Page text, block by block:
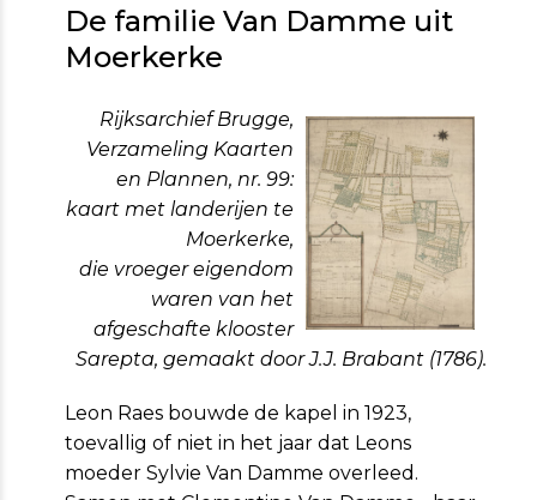
De familie Van Damme uit
Moerkerke
Rijksarchief Brugge,
Verzameling Kaarten
en Plannen, nr. 99:
kaart met landerijen te
Moerkerke,
die vroeger eigendom
waren van het
afgeschafte klooster
Sarepta, gemaakt door J.J. Brabant (1786).
Leon Raes bouwde de kapel in 1923,
toevallig of niet in het jaar dat Leons
moeder Sylvie Van Damme overleed.